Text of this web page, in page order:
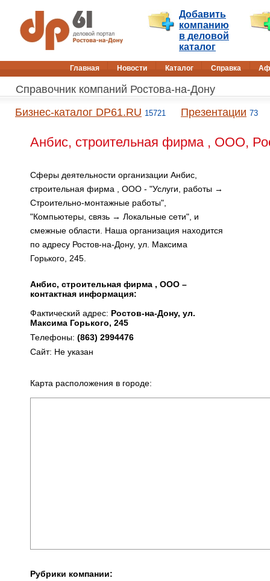
Добавить
компанию
в деловой
каталог
Главная Новости Каталог Справка
Справочник компаний Ростова-на-Дону
Бизнес-каталог DP61.RU 15721 Презентации 73
Анбис, строительная фирма , ООО,
Сферы деятельности организации Анбис,
строительная фирма , ООО - "Услуги, работы →
Строительно-монтажные работы",
"Компьютеры, связь → Локальные сети", и
смежные области. Наша организация находится
по адресу Ростов-на-Дону, ул. Максима
Горького, 245.
Анбис, строительная фирма , ООО –
контактная информация:
Фактический адрес: Ростов-на-Дону, ул.
Максима Горького, 245
Телефоны: (863) 2994476
Сайт: Не указан
Карта расположения в городе:
Рубрики компании: